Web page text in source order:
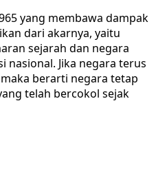
yang membawa dampak
dari akarnya, yaitu
sejarah dan negara
nasional. Jika negara terus
berarti negara tetap
telah bercokol sejak